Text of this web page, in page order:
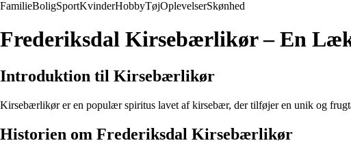
FamilieBoligSportKvinderHobbyTøjOplevelserSkønhed
Frederiksdal Kirsebærlikør – En
Introduktion til Kirsebærlikør
Kirsebærlikør er en populær spiritus lavet af kirsebær, der tilføjer en unik og
Historien om Frederiksdal Kirsebærlikør